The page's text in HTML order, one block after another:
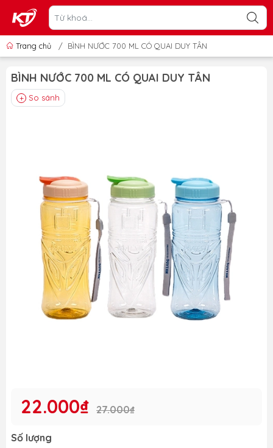
Trang chủ / BÌNH NƯỚC 700 ML CÓ QUAI DUY TÂN
BÌNH NƯỚC 700 ML CÓ QUAI DUY TÂN
So sánh
22.000₫ 27.000₫
Số lượng